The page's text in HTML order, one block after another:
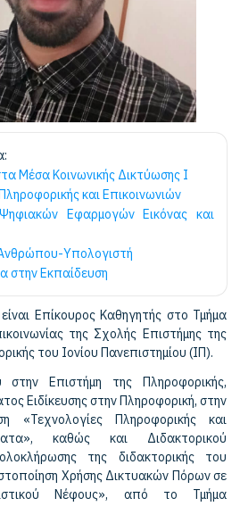
Μέσα Κοινωνικής Δικτύωσης Ι
και Επικοινωνιών
Εφαρμογών Εικόνας και
Υπολογιστή
στην Εκπαίδευση
Επίκουρος Καθηγητής στο Τμήμα
της Σχολής Επιστήμης της
του Ιονίου Πανεπιστημίου (ΙΠ).
στην Επιστήμη της Πληροφορικής,
Ειδίκευσης στην Πληροφορική, στην
«Τεχνολογίες Πληροφορικής και
καθώς και Διδακτορικού
της διδακτορικής του
Χρήσης Δικτυακών Πόρων σε
Νέφους», από το Τμήμα